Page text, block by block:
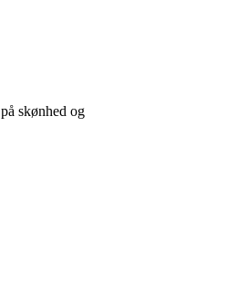
skønhed og